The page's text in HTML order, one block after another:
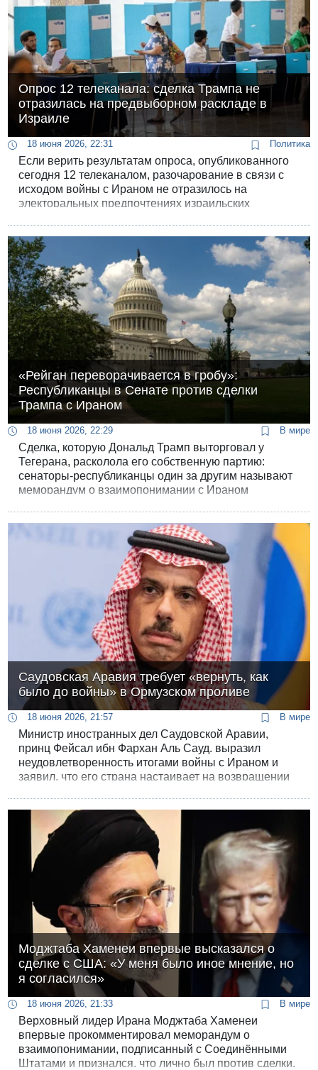
Опрос 12 телеканала: сделка Трампа не
отразилась на предвыборном раскладе в
Израиле
18 июня 2026, 22:31 Политика
Если верить результатам опроса, опубликованного
сегодня 12 телеканалом, разочарование в связи с
исходом войны с Ираном не отразилось на
электоральных предпочтениях израильских
«Рейган переворачивается в гробу»:
Республиканцы в Сенате против сделки
Трампа с Ираном
18 июня 2026, 22:29 В мире
Сделка, которую Дональд Трамп выторговал у
Тегерана, расколола его собственную партию:
сенаторы-республиканцы один за другим называют
меморандум о взаимопонимании с Ираном
Саудовская Аравия требует «вернуть, как
было до войны» в Ормузском проливе
18 июня 2026, 21:57 В мире
Министр иностранных дел Саудовской Аравии,
принц Фейсал ибн Фархан Аль Сауд. выразил
неудовлетворенность итогами войны с Ираном и
заявил, что его страна настаивает на возвращении
Моджтаба Хаменеи впервые высказался о
сделке с США: «У меня было иное мнение, но
я согласился»
18 июня 2026, 21:33 В мире
Верховный лидер Ирана Моджтаба Хаменеи
впервые прокомментировал меморандум о
взаимопонимании, подписанный с Соединёнными
Штатами и признался, что лично был против сделки,